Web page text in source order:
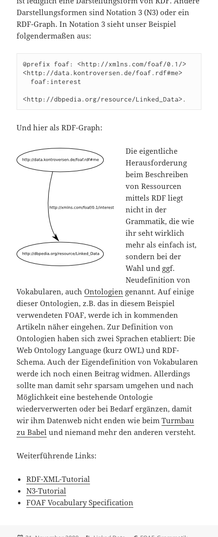
Darstellungsformen sind Notation 3 (N3) oder ein
RDF-Graph. In Notation 3 sieht unser Beispiel
folgendermaßen aus:
@prefix foaf: <http://xmlns.com/foaf/0.1/>
<http://data.kontroversen.de/foaf.rdf#me>
<http://dbpedia.org/resource/Linked_Data>.
Und hier als RDF-Graph:
Die eigentliche
Herausforderung
beim Beschreiben
von Ressourcen
mittels RDF liegt
nicht in der
Grammatik, die wie
ihr seht wirklich
mehr als einfach ist,
sondern bei der
Wahl und ggf.
Neudefinition von
Vokabularen, auchOntologien genannt. Auf einige
dieser Ontologien, z.B. das in diesem Beispiel
verwendeten FOAF, werde ich in kommenden
Artikeln näher eingehen. Zur Definition von
Ontologien haben sich zwei Sprachen etabliert: Die
Web Ontology Language (kurz OWL) und RDF-
Schema. Auch der Eigendefinition von Vokabularen
werde ich noch einen Beitrag widmen. Allerdings
sollte man damit sehr sparsam umgehen und nach
Möglichkeit eine bestehende Ontologie
wiederverwerten oder bei Bedarf ergänzen, damit
wir ihm Datenweb nicht enden wie beimTurmbau
zu Babel und niemand mehr den anderen versteht.
Weiterführende Links:
RDF-XML-Tutorial
N3-Tutorial
FOAF Vocabulary Specification